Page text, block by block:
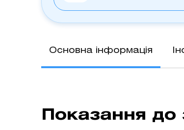
Основна інформація
Показання до